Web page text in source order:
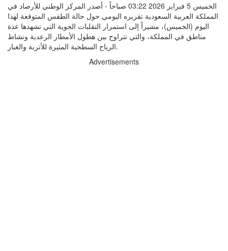
الخميس 5 فبراير 2026 03:22 صباحاً - أصدر المركز الوطني للأرصاد في
المملكة العربية السعودية تقريره اليومي حول حالة الطقس المتوقعة لهذا
اليوم (الخميس)، مشيراً إلى استمرار التقلبات الجوية التي تشهدها عدة
مناطق في المملكة، والتي تتراوح بين هطول الأمطار الرعدية ونشاط
الرياح السطحية المثيرة للأتربة والغبار.
Advertisements